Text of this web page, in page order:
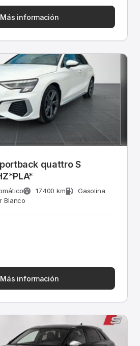
Más información
quattro S
17.400 km
Gasolina
Blanco
Más información